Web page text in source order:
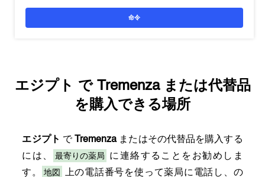
命令
エジプト で Tremenzaまたは代替品
を購入できる場所
エジプト で Tremenzaまたはその代替品を購入する
には、
最寄りの薬局
に連絡することをお勧めしま
す。
地図 上の電話番号を使って薬局に電話し、の